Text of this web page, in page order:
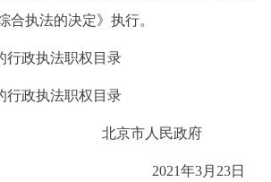
合执法的决定》执行。
政执法职权目录
法职权目录
北京市人民政府
2021年3月23日